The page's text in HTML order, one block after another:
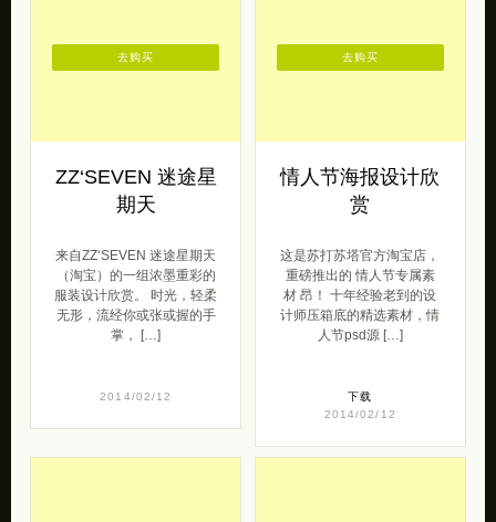
ZZ‘SEVEN 迷途星
期天
来自ZZ‘SEVEN 迷途星期天
（淘宝）的一组浓墨重彩的
服装设计欣赏。 时光，轻柔
无形，流经你或张或握的手
掌， […]
2014/02/12
去购买
情人节海报设计欣
赏
这是苏打苏塔官方淘宝店，
重磅推出的 情人节专属素
材 昂！ 十年经验老到的设
计师压箱底的精选素材，情
人节psd源 […]
下载
2014/02/12
去购买